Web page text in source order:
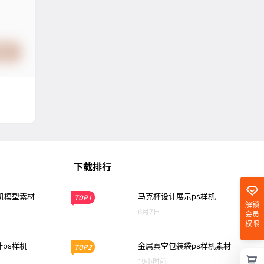
解锁
会员
权限
模型素材
ps样机
下载排行
TOP1 马克杯设计展示ps样机
6月7日
TOP2 金属真空包装袋ps样机素材
19小时前